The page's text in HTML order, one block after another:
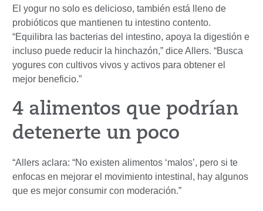
El yogur no solo es delicioso, también está lleno de
probióticos que mantienen tu intestino contento.
“Equilibra las bacterias del intestino, apoya la digestión e
incluso puede reducir la hinchazón,” dice Allers. “Busca
yogures con cultivos vivos y activos para obtener el
mejor beneficio.”
4 alimentos que podrían
detenerte un poco
“Allers aclara: “No existen alimentos ‘malos’, pero si te
enfocas en mejorar el movimiento intestinal, hay algunos
que es mejor consumir con moderación.”